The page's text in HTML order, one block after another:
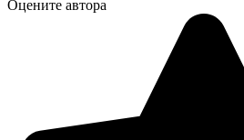
Оцените автора